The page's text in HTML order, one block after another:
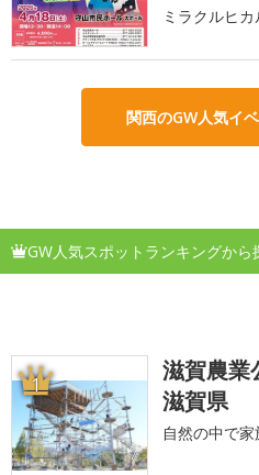
ミラクルヒ
関西のGW人気イ
GW人気スポットランキングから
1
滋賀農業
滋賀県
自然の中で